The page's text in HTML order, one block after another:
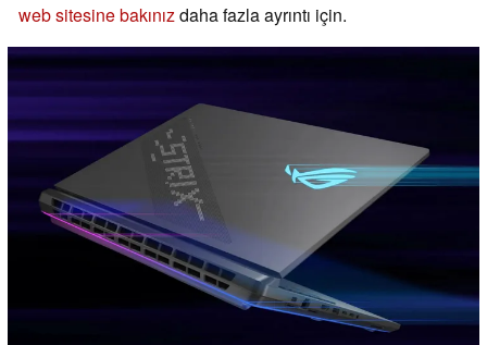
web sitesine bakınız daha fazla ayrıntı için.